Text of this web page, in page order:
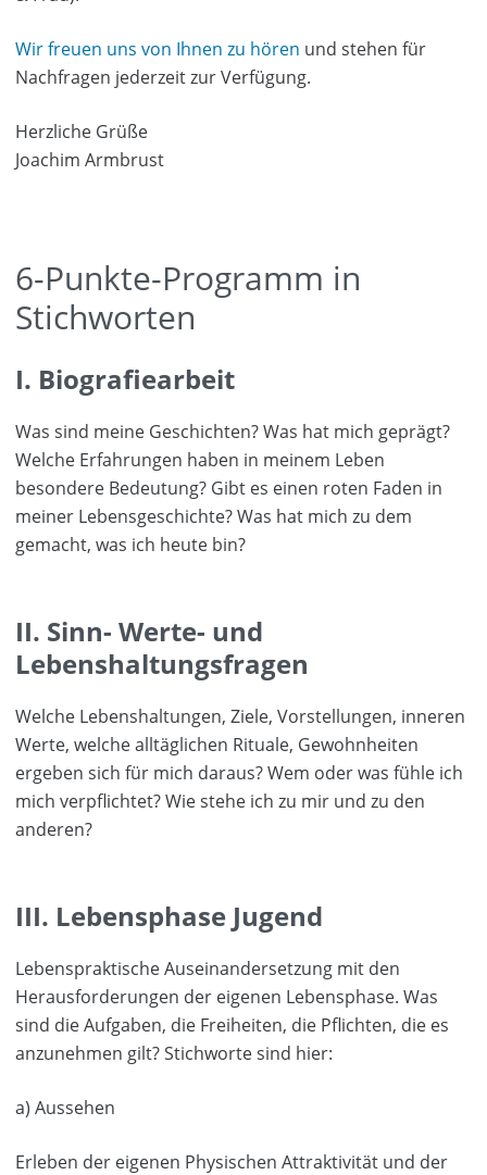
Wir freuen uns von Ihnen zu hören und stehen für
Nachfragen jederzeit zur Verfügung.
Herzliche Grüße
Joachim Armbrust
6-Punkte-Programm in
Stichworten
I. Biografiearbeit
Was sind meine Geschichten? Was hat mich geprägt?
Welche Erfahrungen haben in meinem Leben
besondere Bedeutung? Gibt es einen roten Faden in
meiner Lebensgeschichte? Was hat mich zu dem
gemacht, was ich heute bin?
II. Sinn- Werte- und
Lebenshaltungsfragen
Welche Lebenshaltungen, Ziele, Vorstellungen, inneren
Werte, welche alltäglichen Rituale, Gewohnheiten
ergeben sich für mich daraus? Wem oder was fühle ich
mich verpflichtet? Wie stehe ich zu mir und zu den
anderen?
III. Lebensphase Jugend
Lebenspraktische Auseinandersetzung mit den
Herausforderungen der eigenen Lebensphase. Was
sind die Aufgaben, die Freiheiten, die Pflichten, die es
anzunehmen gilt? Stichworte sind hier:
a) Aussehen
Erleben der eigenen Physischen Attraktivität und der